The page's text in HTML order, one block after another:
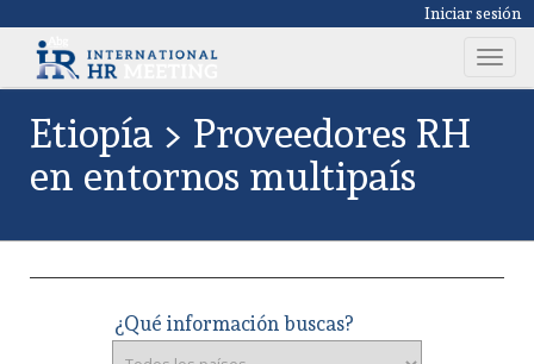
Iniciar sesión
T
o
v
Etiopía > Proveedores RH
en entornos multipaís
¿Qué información buscas?